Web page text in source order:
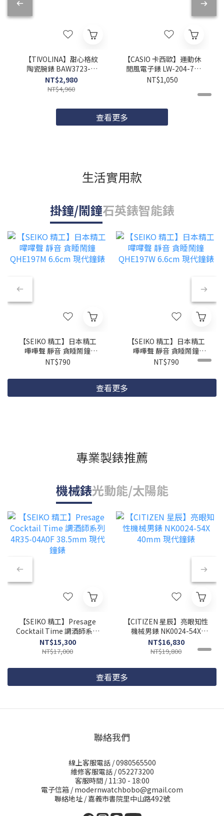
【TIVOLINA】甜心格紋
陶瓷腕錶 BAW3723-W
32mm 現代鐘錶
NT$2,980
NT$4,960
【CASIO 卡西歐】運動休
閒風電子錶 LW-204-7A
35mm 現代鐘錶
NT$1,050
查看更多
生活實用款
掛鐘/鬧鐘石英錶智能錶
【SEIKO 精工】日本精工
嗶嗶聲 靜音 貪睡鬧鐘
QHE197M 6.6cm 現代鐘錶
NT$790
【SEIKO 精工】日本精工
嗶嗶聲 靜音 貪睡鬧鐘
QHE197W 6.6cm 現代鐘錶
NT$790
查看更多
專業製錶推薦
機械錶光動能/太陽能
【SEIKO 精工】Presage
Cocktail Time 調酒師系列
4R35-04A0F 38.5mm 現代
鐘錶
NT$15,300
NT$17,000
【CITIZEN 星辰】亮眼知性
機械男錶 NK0024-54X
40mm 現代鐘錶
NT$16,830
NT$19,800
查看更多
聯絡我們
線上客服電話 / 0980565500
維修客服電話 / 052273200
客服時間 / 11:30 - 18:00
電子信箱 / modernwatchbobo@gmail.com
聯絡地址 / 嘉義市書院里中山路492號